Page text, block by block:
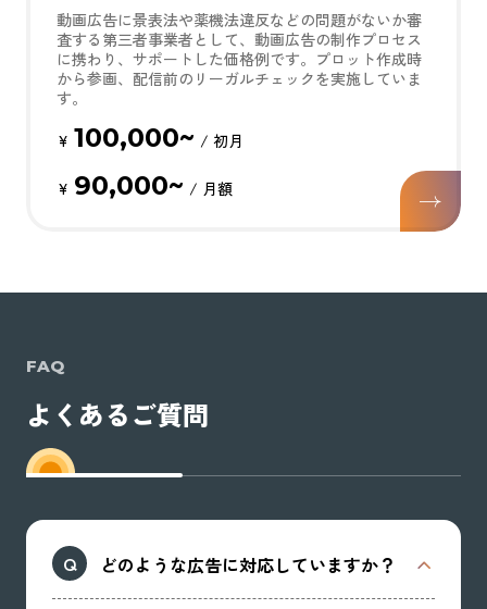
動画広告に景表法や薬機法違反などの問題がないか審
査する第三者事業者として、動画広告の制作プロセス
に携わり、サポートした価格例です。プロット作成時
から参画、配信前のリーガルチェックを実施していま
す。
¥ 100,000~ / 初月
¥ 90,000~ / 月額
FAQ
よくあるご質問
どのような広告に対応していますか？